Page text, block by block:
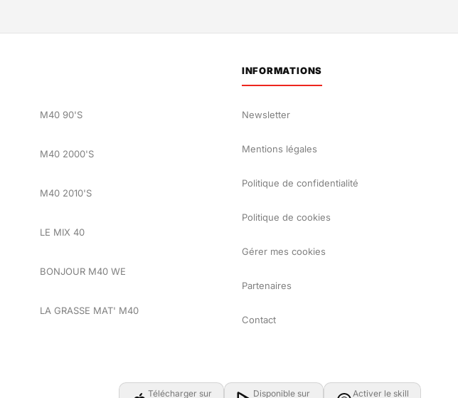
M40 90'S
M40 2000'S
M40 2010'S
LE MIX 40
BONJOUR M40 WE
LA GRASSE MAT' M40
INFORMATIONS
Newsletter
Mentions légales
Politique de confidentialité
Politique de cookies
Gérer mes cookies
Partenaires
Contact
Télécharger sur Disponible sur Activer le skill